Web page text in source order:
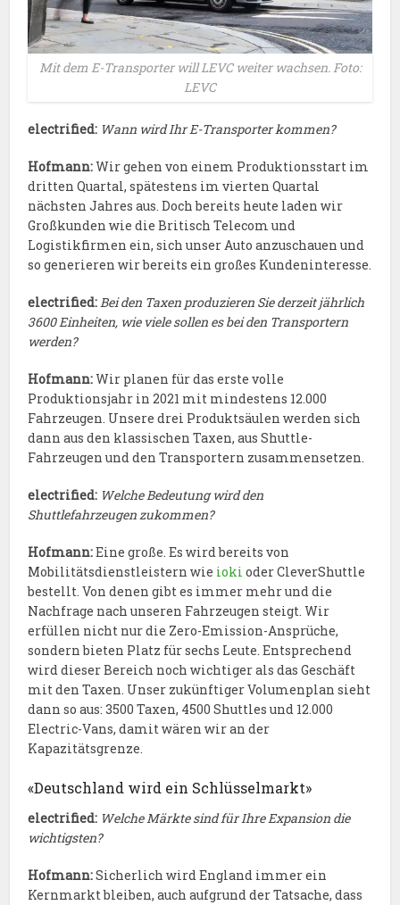
Mit dem E-Transporter will LEVC weiter wachsen. Foto:
LEVC
electrified: Wann wird Ihr E-Transporter kommen?
Hofmann:Wir gehen von einem Produktionsstart im
dritten Quartal, spätestens im vierten Quartal
nächsten Jahres aus. Doch bereits heute laden wir
Großkunden wie die Britisch Telecom und
Logistikfirmen ein, sich unser Auto anzuschauen und
so generieren wir bereits ein großes Kundeninteresse.
electrified:Bei den Taxen produzieren Sie derzeit jährlich
3600 Einheiten, wie viele sollen es bei den Transportern
werden?
Hofmann:Wir planen für das erste volle
Produktionsjahr in 2021 mit mindestens 12.000
Fahrzeugen. Unsere drei Produktsäulen werden sich
dann aus den klassischen Taxen, aus Shuttle-
Fahrzeugen und den Transportern zusammensetzen.
electrified: Welche Bedeutung wird den
Shuttlefahrzeugen zukommen?
Hofmann:Eine große. Es wird bereits von
Mobilitätsdienstleistern wie ioki oder CleverShuttle
bestellt. Von denen gibt es immer mehr und die
Nachfrage nach unseren Fahrzeugen steigt. Wir
erfüllen nicht nur die Zero-Emission-Ansprüche,
sondern bieten Platz für sechs Leute. Entsprechend
wird dieser Bereich noch wichtiger als das Geschäft
mit den Taxen. Unser zukünftiger Volumenplan sieht
dann so aus: 3500 Taxen, 4500 Shuttles und 12.000
Electric-Vans, damit wären wir an der
Kapazitätsgrenze.
«Deutschland wird ein Schlüsselmarkt»
electrified: Welche Märkte sind für Ihre Expansion die
wichtigsten?
Hofmann:Sicherlich wird England immer ein
Kernmarkt bleiben, auch aufgrund der Tatsache, dass